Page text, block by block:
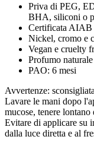
Priva di PEG,
BHA, siliconi o
Certificata AIAB
Nickel, cromo e
Vegan e cruelty
Profumo naturale
PAO: 6 mesi
Avvertenze:
Lavare le mani dopo
mucose, tenere
Evitare di applicare su
dalla luce diretta e al